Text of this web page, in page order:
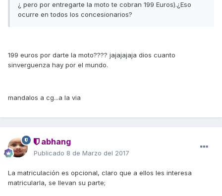
¿ pero por entregarte la moto te cobran 199 Euros).¿Eso
ocurre en todos los concesionarios?
199 euros por darte la moto???? jajajajaja dios cuanto
sinverguenza hay por el mundo.
mandalos a cg...a la via
abhang
Publicado 8 de Marzo del 2017
La matriculación es opcional, claro que a ellos les interesa
matricularla, se llevan su parte;